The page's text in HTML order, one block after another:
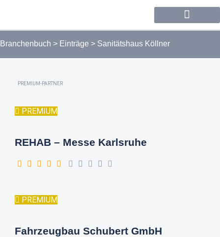
Branchenbuch > Einträge > Sanitätshaus Köllner
PREMIUM-PARTNER
PREMIUM
REHAB – Messe Karlsruhe
PREMIUM
Fahrzeugbau Schubert GmbH